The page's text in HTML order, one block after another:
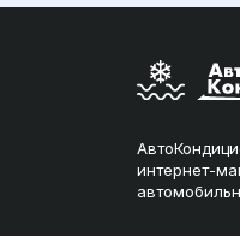
интернет-